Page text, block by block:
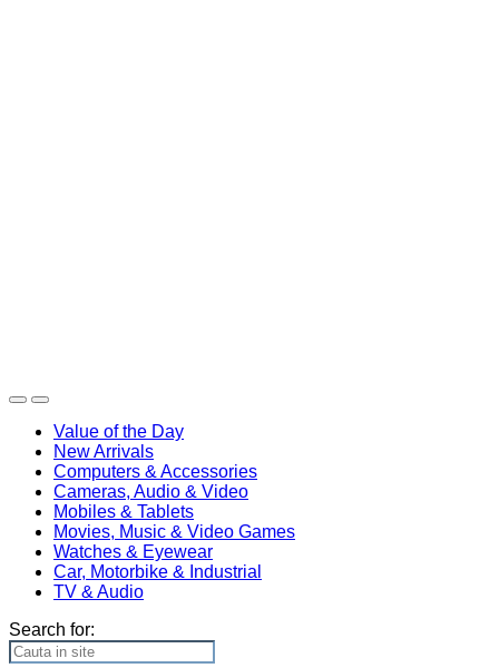
Value of the Day
New Arrivals
Computers & Accessories
Cameras, Audio & Video
Mobiles & Tablets
Movies, Music & Video Games
Watches & Eyewear
Car, Motorbike & Industrial
TV & Audio
Search for: